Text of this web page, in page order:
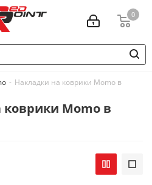
0
- Накладки на коврики Momo в
Momo в